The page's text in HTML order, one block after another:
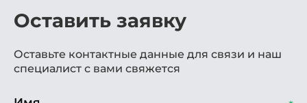
Оставить заявку
Оставьте контактные данные для связи и наш
специалист с вами свяжется